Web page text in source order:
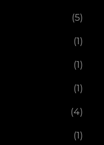
(5)
(1)
(1)
(1)
(4)
(1)